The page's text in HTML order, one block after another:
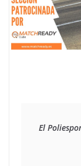
El